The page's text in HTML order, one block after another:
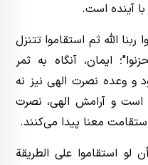
آینده است.
الله ثم استقاموا تتنزل
ایمان، آنگاه به ثمر
و وعده نصرت الهی نیز نه
است و آرامش الهی، نصرت
معنا پیدا می‌کنند.
استقاموا علی الطریقة